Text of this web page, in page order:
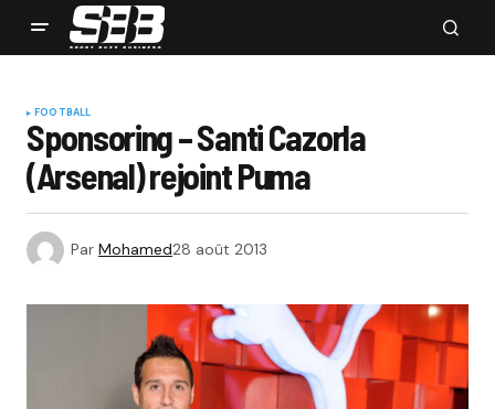
FOOTBALL
Sponsoring – Santi Cazorla
(Arsenal) rejoint Puma
Par Mohamed28 août 2013